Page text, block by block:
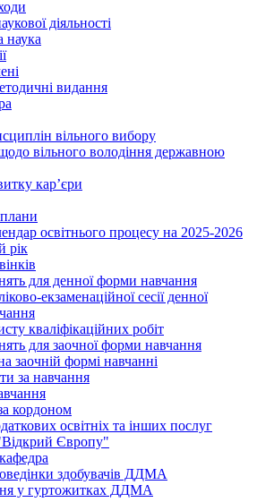
діяльності
наука
видання
вільного вибору
вільного володіння державною
кар’єри
освітнього процесу на 2025-2026
рік
для денної форми навчання
екзаменаційної сесії денної
кваліфікаційних робіт
для заочної форми навчання
заочній формі навчанні
за навчання
кордоном
освітніх та інших послуг
Європу"
здобувачів ДДМА
у гуртожитках ДДМА